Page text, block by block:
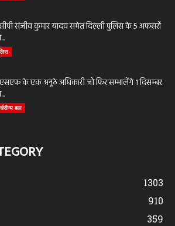
संजीव कुमार यादव समेत दिल्ली पुलिस के 5 अफसरों
के एक अनूठे अधिकारी जो फिर सम्भालेंगे 1 दिसम्बर
बल
1303
910
359